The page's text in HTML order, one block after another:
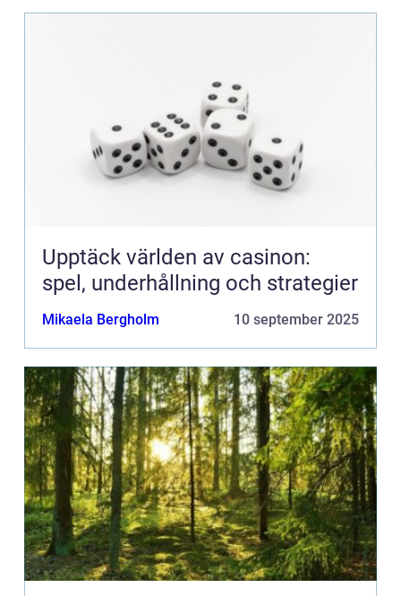
Upptäck världen av casinon:
spel, underhållning och strategier
Mikaela Bergholm 10 september 2025